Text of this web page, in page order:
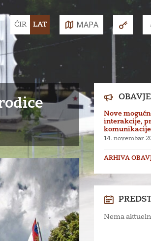
Choose
language:
ĆIR LAT MAPA
Nove
interakcije,
komunikacije
14. novembar
ARHIVA
Nema